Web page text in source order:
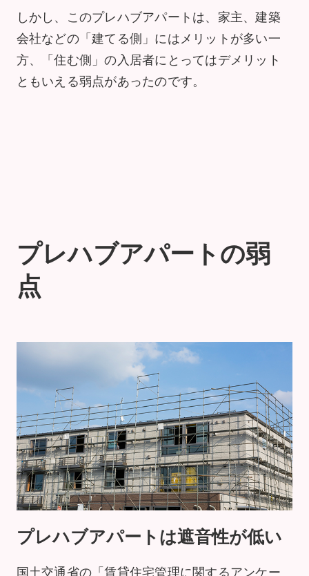
しかし、このプレハブアパートは、家主、建築
会社などの「建てる側」にはメリットが多い一
方、「住む側」の入居者にとってはデメリット
ともいえる弱点があったのです。
プレハブアパートの弱
点
プレハブアパートは遮音性が低い
国土交通省の「賃貸住宅管理に関するアンケー